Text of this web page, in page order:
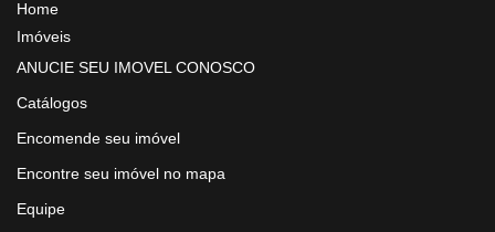
Home
Imóveis
ANUCIE SEU IMOVEL CONOSCO
Catálogos
Encomende seu imóvel
Encontre seu imóvel no mapa
Equipe